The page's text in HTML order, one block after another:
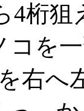
4桁
コを
右へ